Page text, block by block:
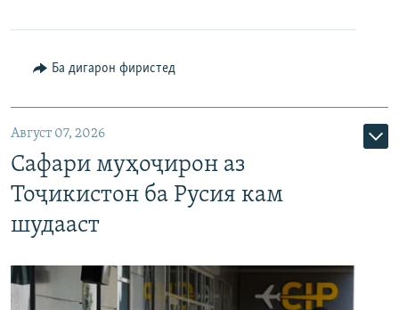
Ба дигарон фиристед
Август 07, 2026
Сафари муҳоҷирон аз
Тоҷикистон ба Русия кам
шудааст